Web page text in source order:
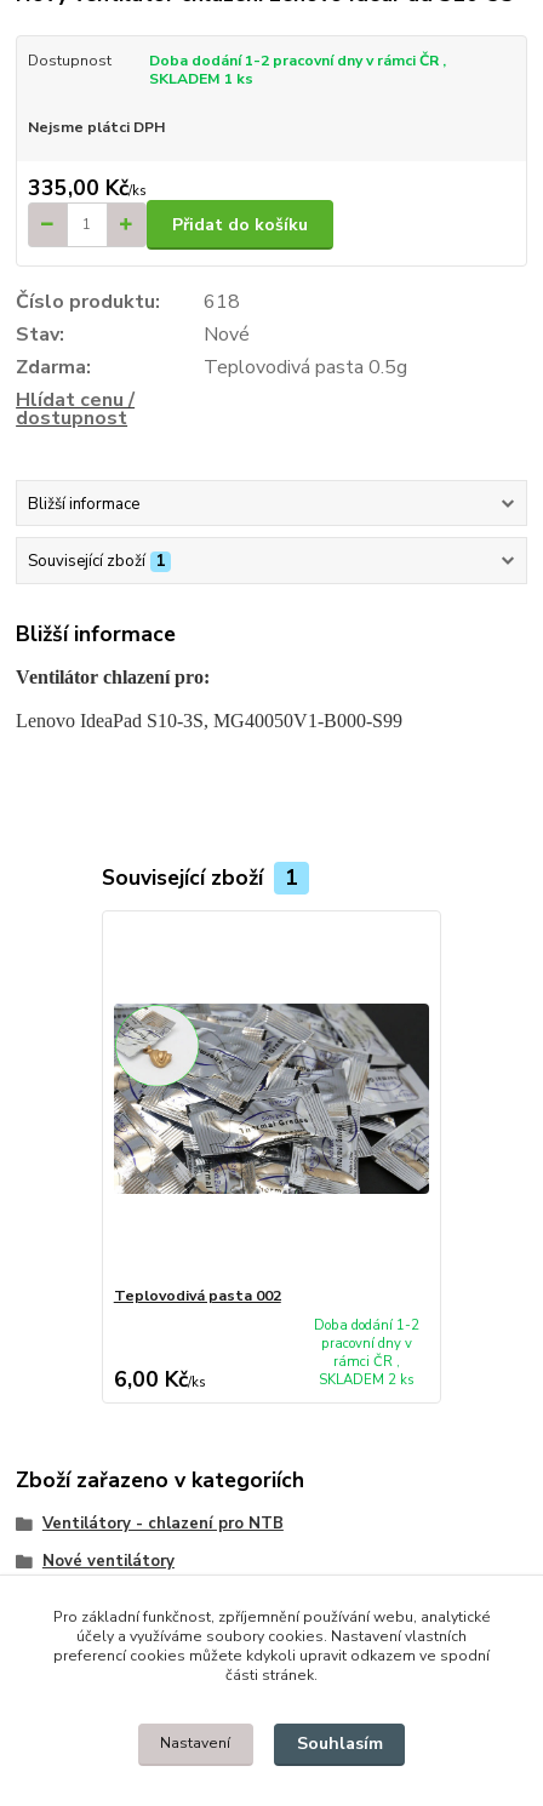
Dostupnost
Doba dodání 1-2 pracovní dny v rámci ČR ,
SKLADEM 1 ks
Nejsme plátci DPH
335,00 Kč/ks
Přidat do košíku
Číslo produktu:
618
Stav:
Nové
Zdarma:
Teplovodivá pasta 0.5g
Hlídat cenu /
dostupnost
Bližší informace
Související zboží 1
Bližší informace
Ventilátor chlazení pro:
Lenovo IdeaPad S10-3S, MG40050V1-B000-S99
Související zboží 1
Teplovodivá pasta 002
6,00 Kč/ks
Doba dodání 1-2
pracovní dny v
rámci ČR ,
SKLADEM 2 ks
Zboží zařazeno v kategoriích
Ventilátory - chlazení pro NTB
Nové ventilátory
© 2014 - 2025 Díly pro notebooky
Upravit sběr cookies.
Pro základní funkčnost, zpříjemnění používání webu, analytické
účely a využíváme soubory cookies. Nastavení vlastních
preferencí cookies můžete kdykoli upravit odkazem ve spodní
části stránek.
Nastavení Souhlasím